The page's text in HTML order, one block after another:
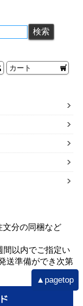
カート
文分の同梱など
間以内でご指定い
送準備ができ次第
▲pagetop